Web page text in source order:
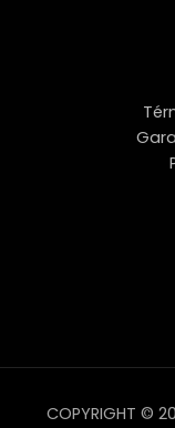
COPYRIGHT ©